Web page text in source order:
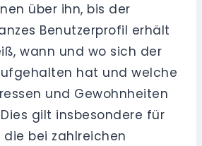
über ihn, bis der
Benutzerprofil erhält
wann und wo sich der
hat und welche
und Gewohnheiten
gilt insbesondere für
die bei zahlreichen